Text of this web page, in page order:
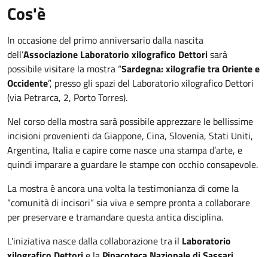
Cos'è
In occasione del primo anniversario dalla nascita
dell’Associazione Laboratorio xilografico Dettorisarà
possibile visitare la mostra “Sardegna: xilografie tra Oriente e
Occidente”, presso gli spazi del Laboratorio xilografico Dettori
(via Petrarca, 2, Porto Torres).
Nel corso della mostra sarà possibile apprezzare le bellissime
incisioni provenienti da Giappone, Cina, Slovenia, Stati Uniti,
Argentina, Italia e capire come nasce una stampa d’arte, e
quindi imparare a guardare le stampe con occhio consapevole.
La mostra è ancora una volta la testimonianza di come la
“comunità di incisori” sia viva e sempre pronta a collaborare
per preservare e tramandare questa antica disciplina.
L'iniziativa nasce dalla collaborazione tra il Laboratorio